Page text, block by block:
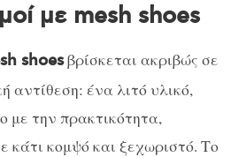
με mesh shoes
shoesβρίσκεται ακριβώς σε
αντίθεση: ένα λιτό υλικό,
με την πρακτικότητα,
κάτι κομψό και ξεχωριστό. Το